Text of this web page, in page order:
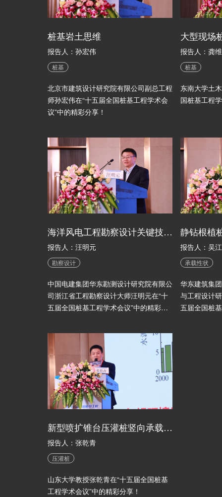
桩基岩土思维
报告人：孙宏伟
桩基
北京市建筑设计研究院有限公司副总工程
师孙宏伟在“十五届全国桩基工程学术会
议”中的精彩分享！
大型现场
报告人：龚
桩基
东南大学土
国桩基工程
海洋风电工程勘察设计关键技术研究与实践
报告人：汪明元
勘察设计
中国电建集团华东勘测设计研究院有限公
司浙江省工程勘察设计大师汪明元在“十
五届全国桩基工程学术会议”中的精彩分
报告人：吴
承载性状
华东建筑集
与工程设计
五届全国桩
新型喷扩锥台压灌桩竖向承载机理与承载特性计算方法研究
报告人：张乾青
压灌桩
山东大学教授张乾青在“十五届全国桩基
工程学术会议”中的精彩分享！